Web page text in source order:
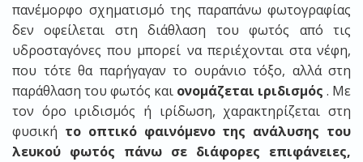
πανέμορφο σχηματισμό της παραπάνω φωτογραφίας
δεν οφείλεται στη διάθλαση του φωτός από τις
υδροσταγόνες που μπορεί να περιέχονται στα νέφη,
που τότε θα παρήγαγαν το ουράνιο τόξο, αλλά στη
παράθλαση του φωτός και ονομάζεται ιριδισμός . Με
τον όρο ιριδισμός ή ιρίδωση, χαρακτηρίζεται στη
φυσική το οπτικό φαινόμενο της ανάλυσης του
λευκού φωτός πάνω σε διάφορες επιφάνειες,